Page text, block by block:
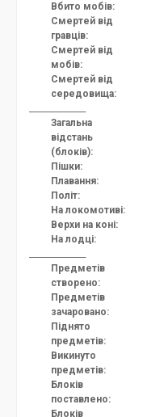
Вбито мобів:
Смертей від
гравців:
Смертей від
мобів:
Смертей від
середовища:
Загальна
відстань
(блоків):
Пішки:
Плавання:
Політ:
На локомотиві:
Верхи на коні:
На лодці:
Предметів
створено:
Предметів
зачаровано:
Піднято
предметів:
Викинуто
предметів:
Блоків
поставлено:
Блоків